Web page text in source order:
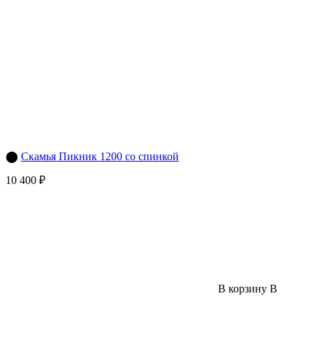
⬤ Скамья Пикник 1200 со спинкой
10 400 ₽
В корзину В